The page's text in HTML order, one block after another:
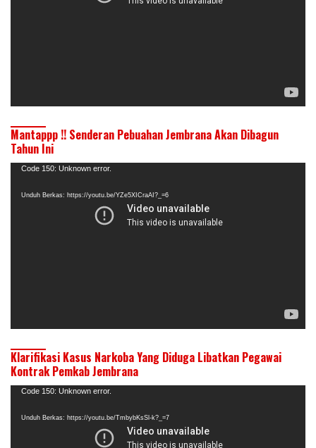
Mantappp !! Senderan Pebuahan Jembrana Akan Dibagun
Tahun Ini
Pemutar
Code 150: Unknown error.
Unduh Berkas: https://youtu.be/YZe5XICraAI?_=6
Klarifikasi Kasus Narkoba Yang Diduga Libatkan Pegawai
Kontrak Pemkab Jembrana
Pemutar
Code 150: Unknown error.
Unduh Berkas: https://youtu.be/TmbybKsSl-k?_=7